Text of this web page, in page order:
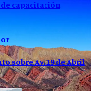
capacitación
sobre Av. 19 de Abril